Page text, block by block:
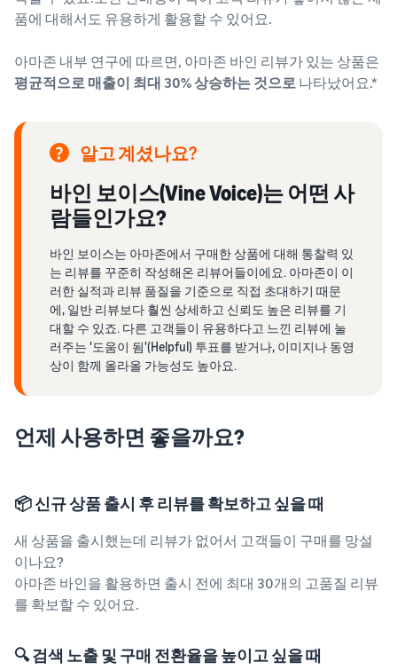
품에 대해서도 유용하게 활용할 수 있어요.
아마존 내부 연구에 따르면, 아마존 바인 리뷰가 있는 상품은
평균적으로 매출이 최대 30% 상승하는 것으로 나타났어요.*
알고 계셨나요?
바인 보이스(Vine Voice)는 어떤 사
람들인가요?
바인 보이스는 아마존에서 구매한 상품에 대해 통찰력 있
는 리뷰를 꾸준히 작성해온 리뷰어들이에요. 아마존이 이
러한 실적과 리뷰 품질을 기준으로 직접 초대하기 때문
에, 일반 리뷰보다 훨씬 상세하고 신뢰도 높은 리뷰를 기
대할 수 있죠. 다른 고객들이 유용하다고 느낀 리뷰에 눌
러주는 '도움이 됨'(Helpful) 투표를 받거나, 이미지나 동영
상이 함께 올라올 가능성도 높아요.
언제 사용하면 좋을까요?
📦 신규 상품 출시 후 리뷰를 확보하고 싶을 때
새 상품을 출시했는데 리뷰가 없어서 고객들이 구매를 망설
이나요?
아마존 바인을 활용하면 출시 전에 최대 30개의 고품질 리뷰
를 확보할 수 있어요.
🔍 검색 노출 및 구매 전환율을 높이고 싶을 때